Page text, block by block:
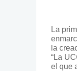
La
la
“La
el que